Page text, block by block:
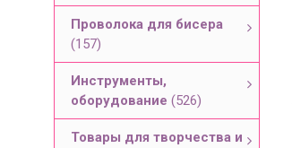
Проволока для бисера
(157)
Инструменты,
оборудование (526)
Товары для творчества и